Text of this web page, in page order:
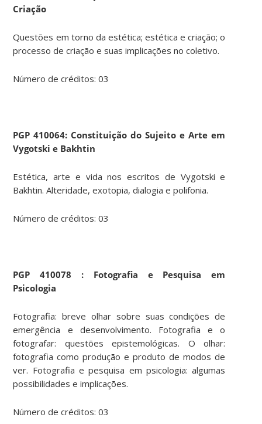
Criação
Questões em torno da estética; estética e criação; o
processo de criação e suas implicações no coletivo.
Número de créditos: 03
PGP 410064: Constituição do Sujeito e Arte em
Vygotski e Bakhtin
Estética, arte e vida nos escritos de Vygotski e
Bakhtin. Alteridade, exotopia, dialogia e polifonia.
Número de créditos: 03
PGP 410078 : Fotografia e Pesquisa em
Psicologia
Fotografia: breve olhar sobre suas condições de
emergência e desenvolvimento. Fotografia e o
fotografar: questões epistemológicas. O olhar:
fotografia como produção e produto de modos de
ver. Fotografia e pesquisa em psicologia: algumas
possibilidades e implicações.
Número de créditos: 03